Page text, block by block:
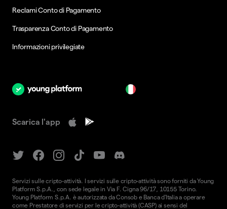
Reclami Conto di Pagamento
Trasparenza Conto di Pagamento
Informazioni privilegiate
Scarica l'app
Servizi sulle cripto-attività. I servizi sulle cripto-attività sono forniti da Young
Platform S.p.A., con sede legale in Via F. Cigna 96/17, 10155 Torino.
Young Platform S.p.A. è autorizzata da Consob e Banca d'Italia a operare
come Prestatore di servizi per le cripto-attività (CASP) ai sensi del